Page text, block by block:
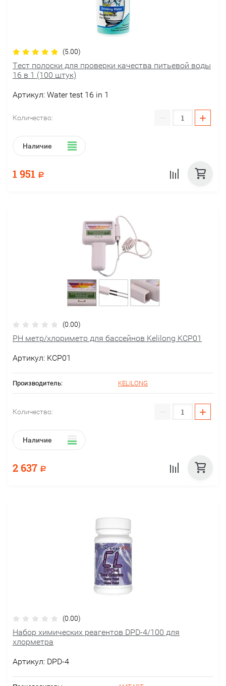
(5.00)
Тест полоски для проверки качества питьевой воды
16 в 1 (100 штук)
Артикул: Water test 16 in 1
Количество: +
Наличие
1 951 Р
(0.00)
PH метр/хлориметр для бассейнов Kelilong KCP01
Артикул: KCP01
Производитель: KELILONG
Количество: +
Наличие
2 637 Р
(0.00)
Набор химических реагентов DPD-4/100 для
хлорметра
Артикул: DPD-4